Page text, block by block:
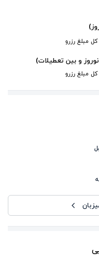
و بین تعطیلات)